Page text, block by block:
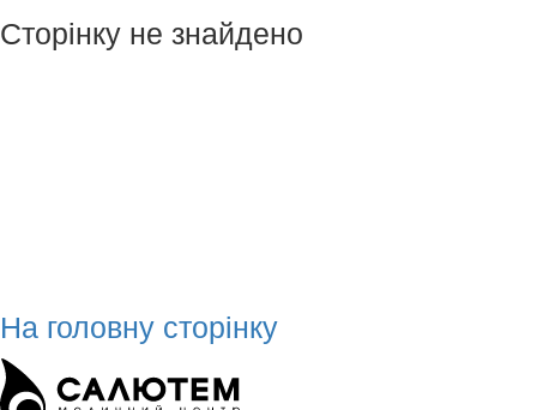
Сторінку не знайдено
На головну сторінку